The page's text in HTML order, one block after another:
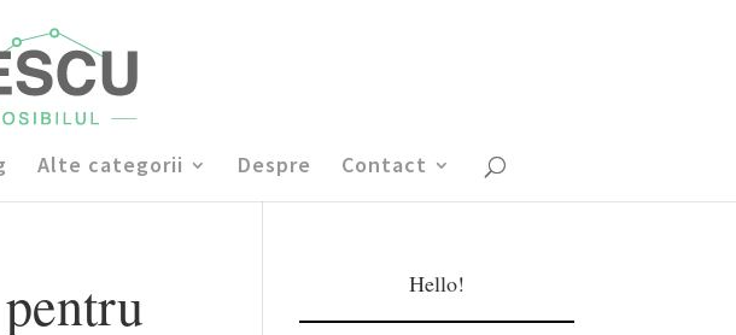
Alte categorii Despre Contact
Hello!